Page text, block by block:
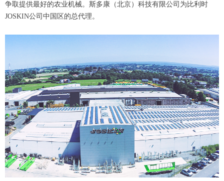
争取提供最好的农业机械。斯多康（北京）科技有限公司为比利时
JOSKIN公司中国区的总代理。